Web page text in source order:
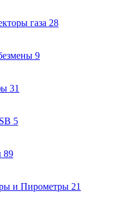
газа 28
9
31
5
89
и Пирометры 21